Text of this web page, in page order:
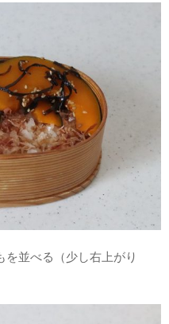
並べる（少し右上がり